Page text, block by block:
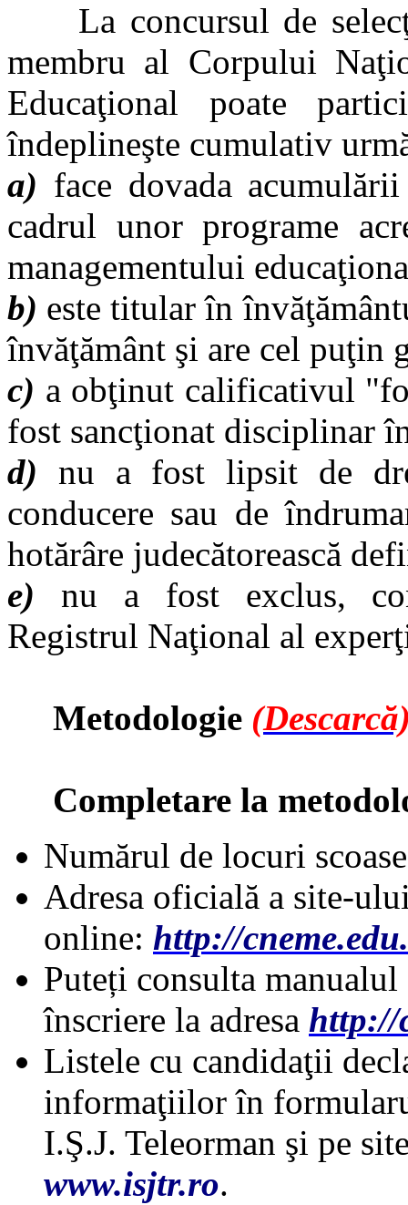
La concursul de
membru al Corpului
Educaţional poate
îndeplineşte cumulativ
a) face dovada
cadrul unor programe
managementului
b) este titular în
învăţământ şi are cel puţin
c) a obţinut calificativul
fost sancţionat disciplinar
d) nu a fost lipsit de
conducere sau de
hotărâre judecătorească
e) nu a fost exclus,
Registrul Naţional al
Metodologie
Completare la
Numărul de locuri
Adresa oficială a site-
online: http://
Puteți consulta
înscriere la adresa http://
Listele cu candidaţii
informaţiilor în
I.Ş.J. Teleorman şi pe
www.isjtr.ro.